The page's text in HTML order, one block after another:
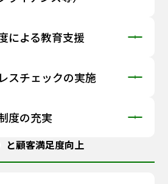
による教育支援
スチェックの実施
度の充実
と顧客満足度向上